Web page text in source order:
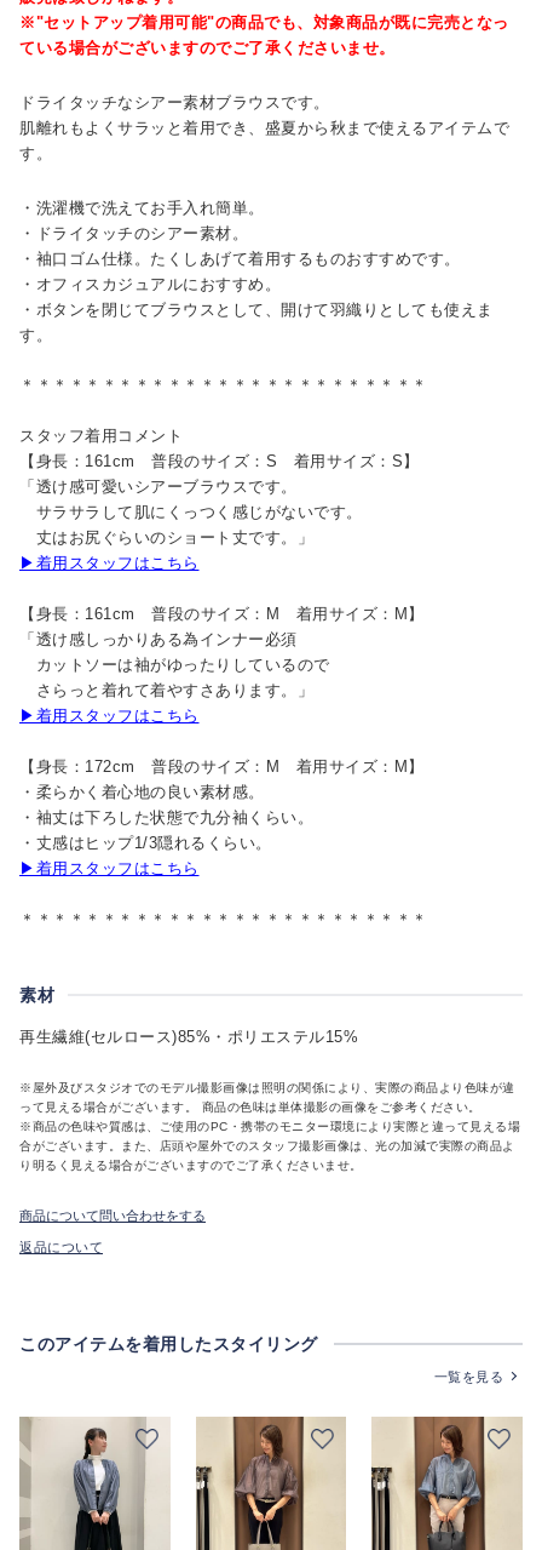
※"セットアップ着用可能"の商品でも、対象商品が既に完売となっ
ている場合がございますのでご了承くださいませ。
ドライタッチなシアー素材ブラウスです。
肌離れもよくサラッと着用でき、盛夏から秋まで使えるアイテムで
す。
・洗濯機で洗えてお手入れ簡単。
・ドライタッチのシアー素材。
・袖口ゴム仕様。たくしあげて着用するものおすすめです。
・オフィスカジュアルにおすすめ。
・ボタンを閉じてブラウスとして、開けて羽織りとしても使えま
す。
＊＊＊＊＊＊＊＊＊＊＊＊＊＊＊＊＊＊＊＊＊＊＊＊＊
スタッフ着用コメント
【身長：161cm 普段のサイズ：S 着用サイズ：S】
「透け感可愛いシアーブラウスです。
サラサラして肌にくっつく感じがないです。
丈はお尻ぐらいのショート丈です。」
▶着用スタッフはこちら
【身長：161cm 普段のサイズ：M 着用サイズ：M】
「透け感しっかりある為インナー必須
カットソーは袖がゆったりしているので
さらっと着れて着やすさあります。」
▶着用スタッフはこちら
【身長：172cm 普段のサイズ：M 着用サイズ：M】
・柔らかく着心地の良い素材感。
・袖丈は下ろした状態で九分袖くらい。
・丈感はヒップ1/3隠れるくらい。
▶着用スタッフはこちら
＊＊＊＊＊＊＊＊＊＊＊＊＊＊＊＊＊＊＊＊＊＊＊＊＊
素材
再生繊維(セルロース)85%・ポリエステル15%
※屋外及びスタジオでのモデル撮影画像は照明の関係により、実際の商品より色味が違
って見える場合がございます。 商品の色味は単体撮影の画像をご参考ください。
※商品の色味や質感は、ご使用のPC・携帯のモニター環境により実際と違って見える場
合がございます。また、店頭や屋外でのスタッフ撮影画像は、光の加減で実際の商品よ
り明るく見える場合がございますのでご了承くださいませ。
商品について問い合わせをする
返品について
このアイテムを着用したスタイリング
一覧を見る